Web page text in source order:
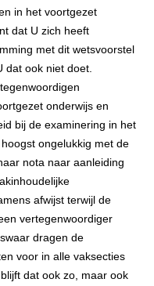
in het voortgezet
dat U zich heeft
met dit wetsvoorstel
dat ook niet doet.
onderwijs en
bij de examinering in het
ongelukkig met de
nota naar aanleiding
afwijst terwijl de
vertegenwoordiger
dragen de
voor in alle vaksecties
dat ook zo, maar ook